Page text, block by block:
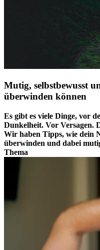
Mutig, selbstbewusst
überwinden können
Es gibt es viele Dinge, vor
Dunkelheit. Vor Versagen.
Wir haben Tipps, wie dein
überwinden und dabei
Thema